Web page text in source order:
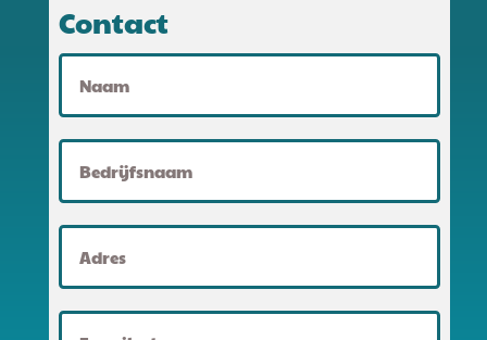
Contact